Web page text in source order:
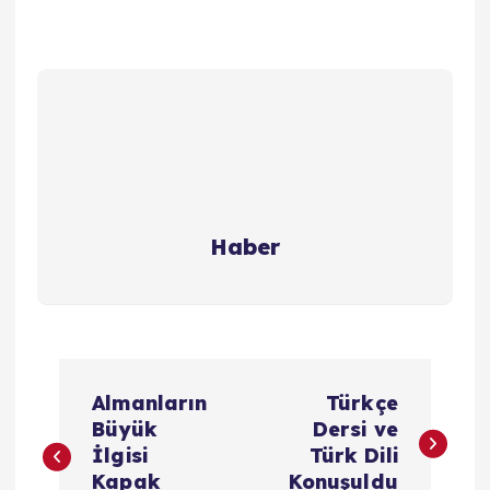
Haber
a
Almanların
Büyük
İlgisi
Kapak
Türkçe
Dersi ve
Türk Dili
Konuşuldu